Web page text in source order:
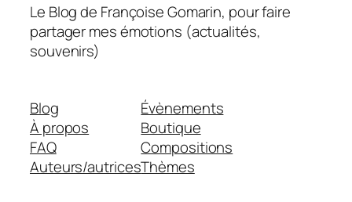
Le Blog de Françoise Gomarin, pour faire
partager mes émotions (actualités,
souvenirs)
Blog
À propos
FAQ
Auteurs/autrices
Évènements
Boutique
Compositions
Thèmes